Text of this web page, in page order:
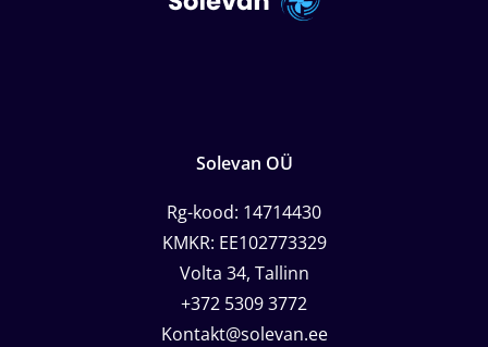
Solevan OÜ
Rg-kood: 14714430
KMKR: EE102773329
Volta 34, Tallinn
+372 5309 3772
Kontakt@solevan.ee